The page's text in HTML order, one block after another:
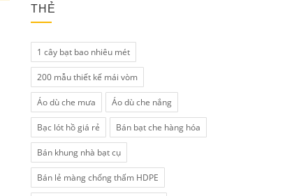
THẺ
1 cây bạt bao nhiêu mét
200 mẫu thiết kế mái vòm
Áo dù che mưa Áo dù che nắng
Bạc lót hồ giá rẻ Bán bạt che hàng hóa
Bán khung nhà bạt cụ
Bán lẻ màng chống thấm HDPE